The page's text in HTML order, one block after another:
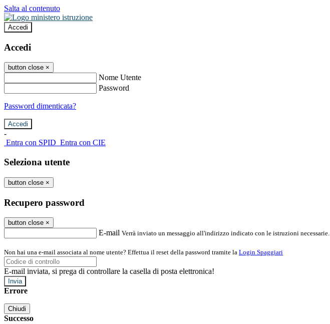
Salta al contenuto
Accedi
Accedi
button close ×
Nome Utente
Password
Password dimenticata?
-
Entra con SPID Entra con CIE
Seleziona utente
button close ×
Recupero password
button close ×
E-mail Verrà inviato un messaggio all'indirizzo indicato con le istruzioni necessarie.
Non hai una e-mail associata al nome utente? Effettua il reset della password tramite la Login Spaggiari
E-mail inviata, si prega di controllare la casella di posta elettronica!
Errore
Chiudi
Successo